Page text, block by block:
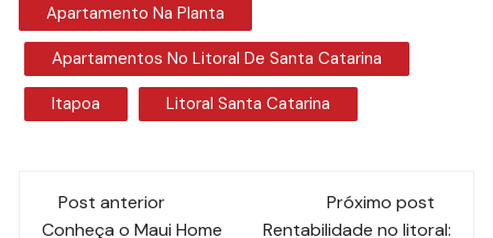
Apartamento Na Planta
Apartamentos No Litoral De Santa Catarina
Itapoa Litoral Santa Catarina
Navegação
Post anterior
Conheça o Maui Home
Próximo post
Rentabilidade no litoral: